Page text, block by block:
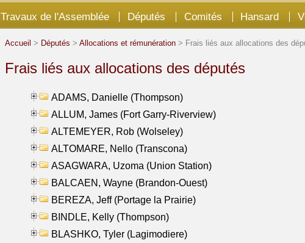
Travaux de l'Assemblée Députés Comités Hansard
Accueil > Députés > Allocations et rémunération > Frais liés aux allocations des
Frais liés aux allocations des députés
ADAMS, Danielle (Thompson)
ALLUM, James (Fort Garry-Riverview)
ALTEMEYER, Rob (Wolseley)
ALTOMARE, Nello (Transcona)
ASAGWARA, Uzoma (Union Station)
BALCAEN, Wayne (Brandon-Ouest)
BEREZA, Jeff (Portage la Prairie)
BINDLE, Kelly (Thompson)
BLASHKO, Tyler (Lagimodiere)